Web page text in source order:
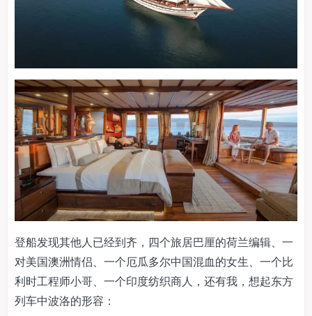
登船发现其他人已经到齐，四个旅居巴厘的荷兰编辑、一
对美国澳洲情侣、一个厄瓜多尔中国混血的女生、一个比
利时工程师小哥、一个印度纺织商人，还有我，想起东方
列车中波洛的形容：